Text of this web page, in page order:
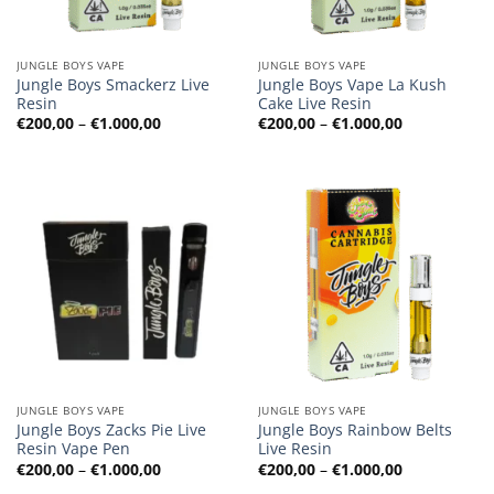
JUNGLE BOYS VAPE
Jungle Boys Smackerz Live
Resin
€200,00 – €1.000,00Preisspanne:
€200,00
JUNGLE BOYS VAPE
Jungle Boys Vape La Kush
Cake Live Resin
€200,00 – €1.000,00
€200,00
JUNGLE BOYS VAPE
Jungle Boys Zacks Pie Live
Resin Vape Pen
€200,00 – €1.000,00Preisspanne:
€200,00
JUNGLE BOYS VAPE
Jungle Boys Rainbow Belts
Live Resin
€200,00 – €1.000,00
€200,00